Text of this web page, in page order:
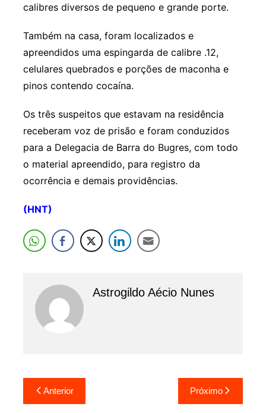
calibres diversos de pequeno e grande porte.
Também na casa, foram localizados e
apreendidos uma espingarda de calibre .12,
celulares quebrados e porções de maconha e
pinos contendo cocaína.
Os três suspeitos que estavam na residência
receberam voz de prisão e foram conduzidos
para a Delegacia de Barra do Bugres, com todo
o material apreendido, para registro da
ocorrência e demais providências.
(HNT)
Astrogildo Aécio Nunes
Navegação
de
Anterior Próximo